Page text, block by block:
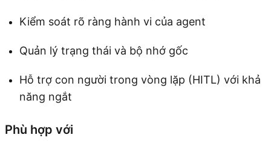
Kiểm soát rõ ràng hành vi của agent
Quản lý trạng thái và bộ nhớ gốc
Hỗ trợ con người trong vòng lặp (HITL) với khả
năng ngắt
Phù hợp với